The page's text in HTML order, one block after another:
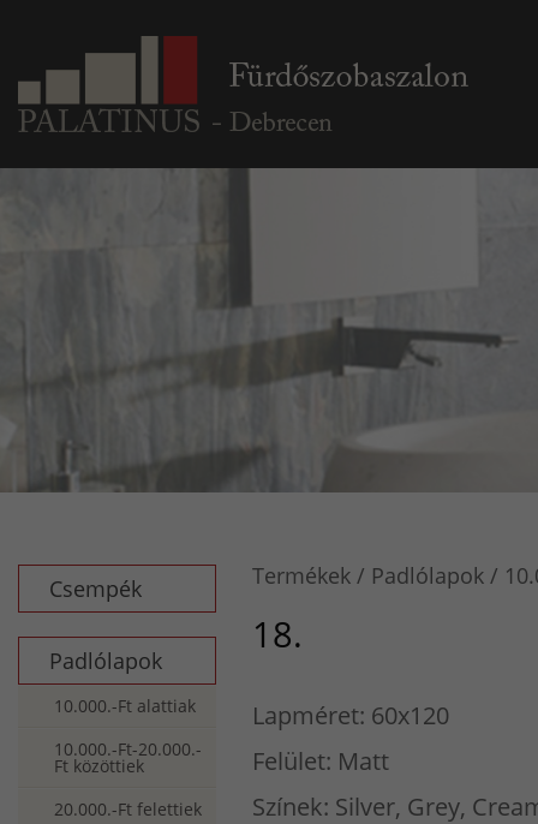
Csempék
Padlólapok
10.000.-Ft alattiak
10.000.-Ft-20.000.-
Ft közöttiek
20.000.-Ft felettiek
Termékek Padlólapok
18.
Lapméret: 60x120
Felület: Matt
Színek: Silver, Grey,